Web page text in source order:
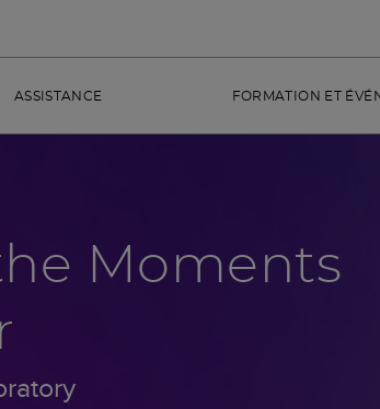
ASSISTANCE FORMATION ET
Moments